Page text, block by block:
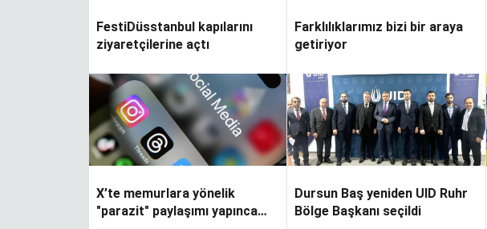
FestiDüsstanbul kapılarını
ziyaretçilerine açtı
Farklılıklarımız bizi bir araya
getiriyor
X’te memurlara yönelik
"parazit" paylaşımı yapınca
Dursun Baş yeniden UID Ruhr
Bölge Başkanı seçildi
Yapraklar terkedince